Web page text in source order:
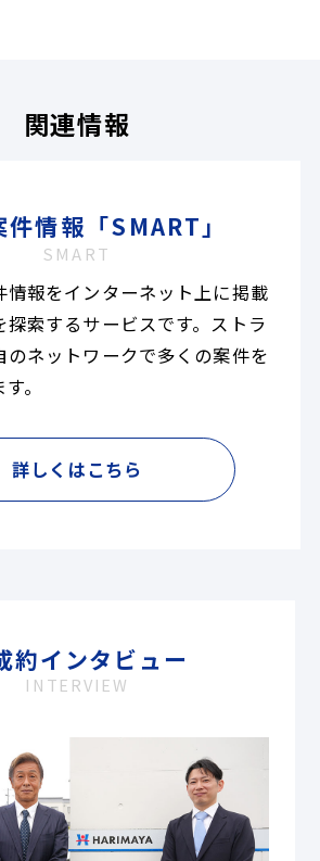
関連情報
情報「SMART」
SMART
情報をインターネット上に掲載
探索するサービスです。ストラ
のネットワークで多くの案件を
。
詳しくはこちら
約インタビュー
INTERVIEW